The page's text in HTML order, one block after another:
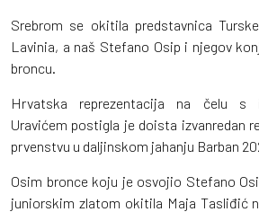
Srebrom se okitila predstavnica
Lavinia, a naš Stefano Osip i njegov
broncu.
Hrvatska reprezentacija na čelu s
Uravićem postigla je doista izvanredan
prvenstvu u daljinskom jahanju Barban
Osim bronce koju je osvojio Stefano
juniorskim zlatom okitila Maja Tasliđić